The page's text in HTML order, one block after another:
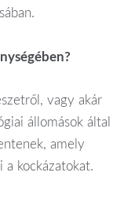
vagy akár
állomások által
amely
a kockázatokat.